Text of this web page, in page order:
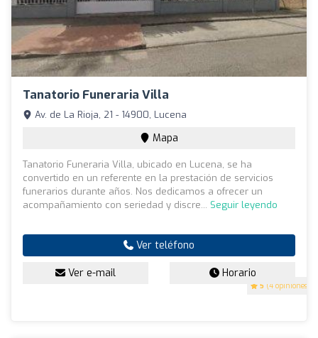
Tanatorio Funeraria Villa
5 (4 opiniones)
Av. de La Rioja, 21 - 14900, Lucena
Mapa
Tanatorio Funeraria Villa, ubicado en Lucena, se ha
convertido en un referente en la prestación de servicios
funerarios durante años. Nos dedicamos a ofrecer un
acompañamiento con seriedad y discre... Seguir leyendo
Ver teléfono
Ver e-mail Horario